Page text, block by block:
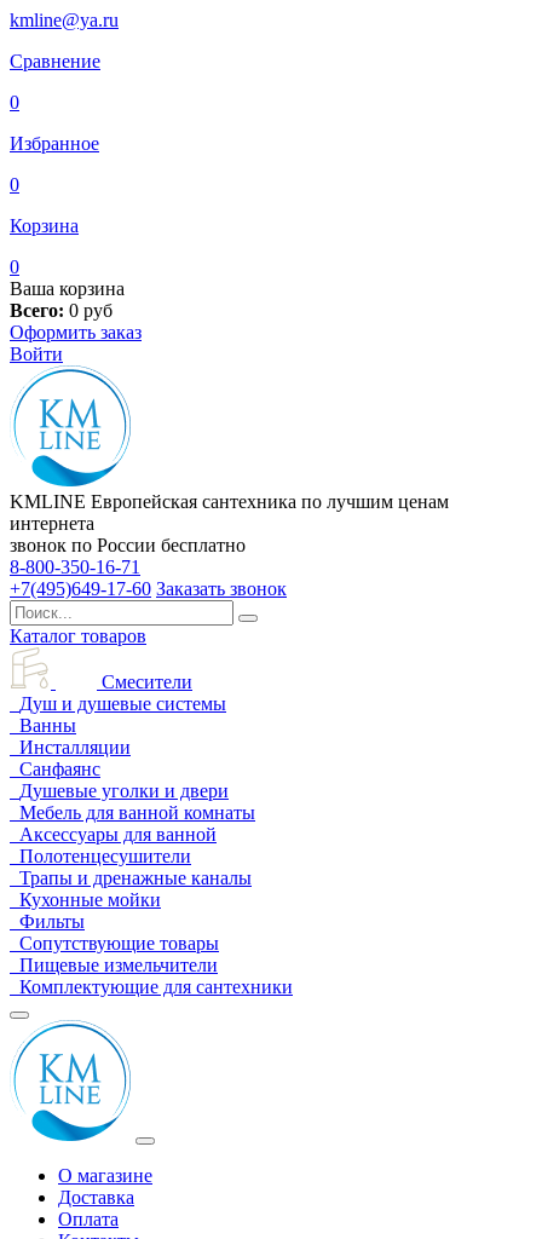
kmline@ya.ru
Сравнение
0
Избранное
0
Корзина
0
Ваша корзина
Всего: 0 руб
Оформить заказ
Войти
KMLINE Европейская сантехника по лучшим ценам
интернета
звонок по России бесплатно
8-800-350-16-71
+7(495)649-17-60 Заказать звонок
Каталог товаров
Смесители
Душ и душевые системы
Ванны
Инсталляции
Санфаянс
Душевые уголки и двери
Мебель для ванной комнаты
Аксессуары для ванной
Полотенцесушители
Трапы и дренажные каналы
Кухонные мойки
Фильты
Сопутствующие товары
Пищевые измельчители
Комплектующие для сантехники
О магазине
Доставка
Оплата